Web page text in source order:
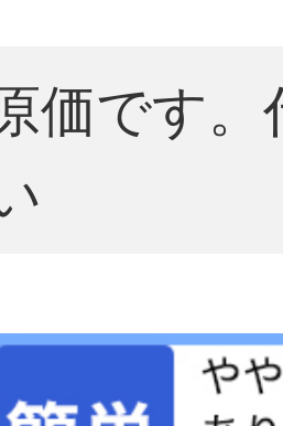
価です。